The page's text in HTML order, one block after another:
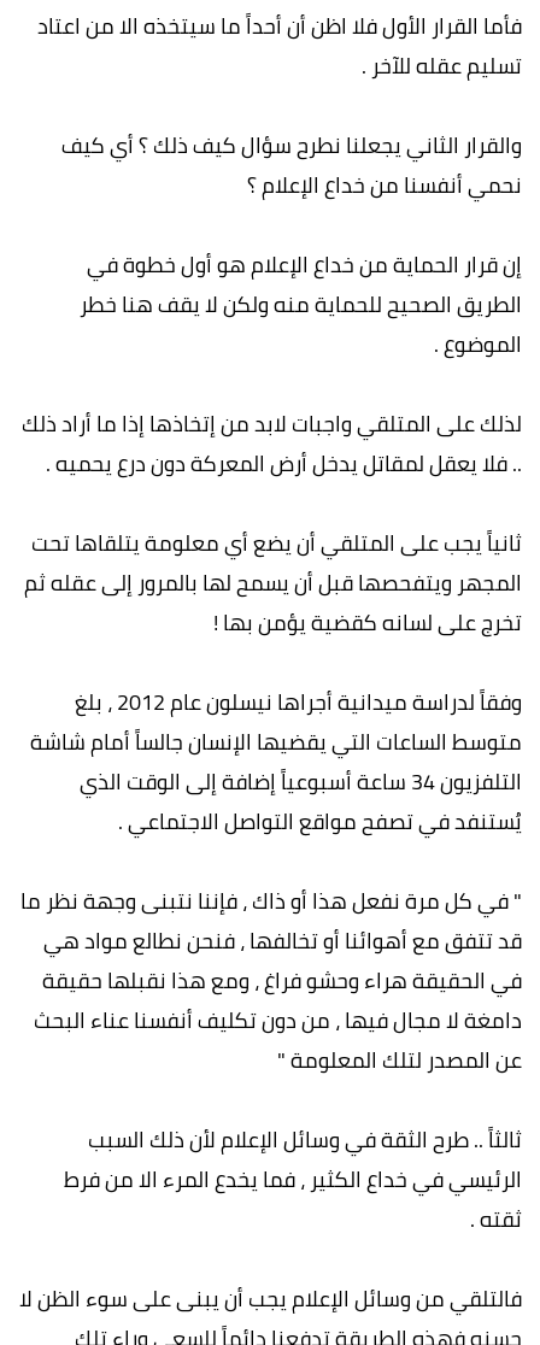
فأما القرار الأول فلا اظن أن أحداً ما سيتخذه الا من اعتاد
تسليم عقله للآخر .
والقرار الثاني يجعلنا نطرح سؤال كيف ذلك ؟ أي كيف
نحمي أنفسنا من خداع الإعلام ؟
إن قرار الحماية من خداع الإعلام هو أول خطوة في
الطريق الصحيح للحماية منه ولكن لا يقف هنا خطر
الموضوع .
لذلك على المتلقي واجبات لابد من إتخاذها إذا ما أراد ذلك
.. فلا يعقل لمقاتل يدخل أرض المعركة دون درع يحميه .
ثانياً يجب على المتلقي أن يضع أي معلومة يتلقاها تحت
المجهر ويتفحصها قبل أن يسمح لها بالمرور إلى عقله ثم
تخرج على لسانه كقضية يؤمن بها !
وفقاً لدراسة ميدانية أجراها نيسلون عام 2012 ، بلغ
متوسط الساعات التي يقضيها الإنسان جالساً أمام شاشة
التلفزيون 34 ساعة أسبوعياً إضافة إلى الوقت الذي
يُستنفد في تصفح مواقع التواصل الاجتماعي .
" في كل مرة نفعل هذا أو ذاك ، فإننا نتبنى وجهة نظر ما
قد تتفق مع أهوائنا أو تخالفها ، فنحن نطالع مواد هي
في الحقيقة هراء وحشو فراغ ، ومع هذا نقبلها حقيقة
دامغة لا مجال فيها ، من دون تكليف أنفسنا عناء البحث
عن المصدر لتلك المعلومة "
ثالثاً .. طرح الثقة في وسائل الإعلام لأن ذلك السبب
الرئيسي في خداع الكثير ، فما يخدع المرء الا من فرط
ثقته .
فالتلقي من وسائل الإعلام يجب أن يبنى على سوء الظن لا